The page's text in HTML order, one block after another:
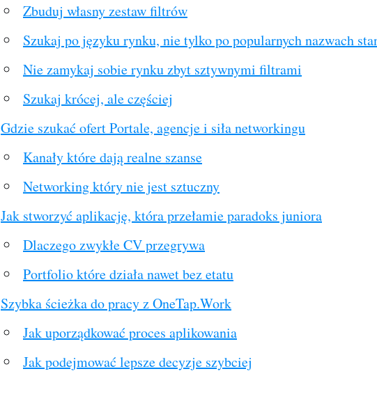
Zbuduj własny zestaw filtrów
Szukaj po języku rynku, nie tylko po popularnych nazwach
Nie zamykaj sobie rynku zbyt sztywnymi filtrami
Szukaj krócej, ale częściej
Gdzie szukać ofert Portale, agencje i siła networkingu
Kanały które dają realne szanse
Networking który nie jest sztuczny
Jak stworzyć aplikację, która przełamie paradoks juniora
Dlaczego zwykłe CV przegrywa
Portfolio które działa nawet bez etatu
Szybka ścieżka do pracy z OneTap.Work
Jak uporządkować proces aplikowania
Jak podejmować lepsze decyzje szybciej